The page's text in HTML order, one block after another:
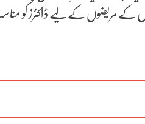
کے مریضوں کے لیے ڈاکٹرز